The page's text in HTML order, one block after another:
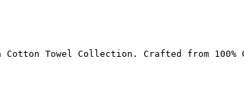
Cotton Towel Collection. Crafted from